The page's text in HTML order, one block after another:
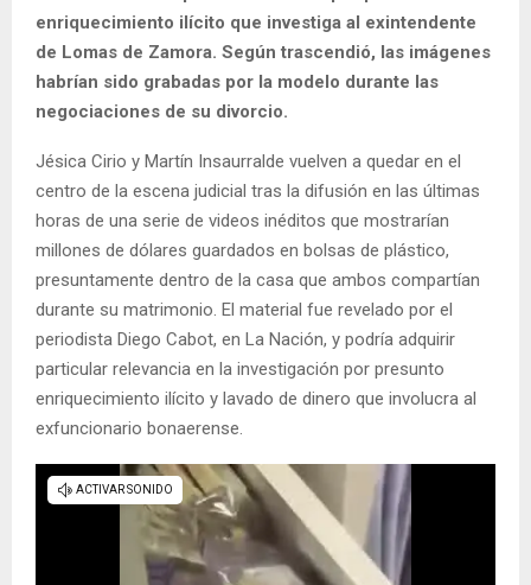
enriquecimiento ilícito que investiga al exintendente
de Lomas de Zamora. Según trascendió, las imágenes
habrían sido grabadas por la modelo durante las
negociaciones de su divorcio.
Jésica Cirio y Martín Insaurralde vuelven a quedar en el
centro de la escena judicial tras la difusión en las últimas
horas de una serie de videos inéditos que mostrarían
millones de dólares guardados en bolsas de plástico,
presuntamente dentro de la casa que ambos compartían
durante su matrimonio. El material fue revelado por el
periodista Diego Cabot, en La Nación, y podría adquirir
particular relevancia en la investigación por presunto
enriquecimiento ilícito y lavado de dinero que involucra al
exfuncionario bonaerense.